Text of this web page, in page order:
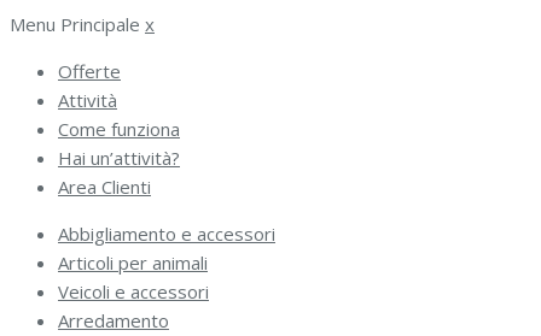
Menu Principale x
Offerte
Attività
Come funziona
Hai un’attività?
Area Clienti
Abbigliamento e accessori
Articoli per animali
Veicoli e accessori
Arredamento